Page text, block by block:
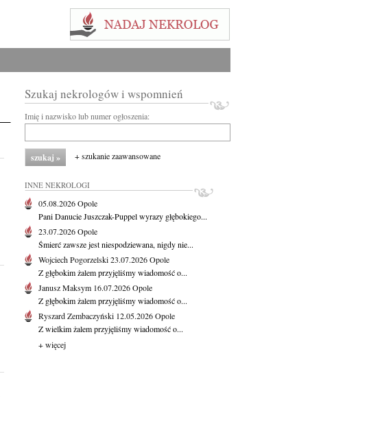
Szukaj nekrologów i wspomnień
Imię i nazwisko lub numer ogłoszenia:
+ szukanie zaawansowane
INNE NEKROLOGI
05.08.2026Opole
Pani Danucie Juszczak-Puppel wyrazy głębokiego...
23.07.2026Opole
Śmierć zawsze jest niespodziewana, nigdy nie...
Wojciech Pogorzelski23.07.2026Opole
Z głębokim żalem przyjęliśmy wiadomość o...
Janusz Maksym 16.07.2026Opole
Z głębokim żalem przyjęliśmy wiadomość o...
Ryszard Zembaczyński 12.05.2026Opole
Z wielkim żalem przyjęliśmy wiadomość o...
+ więcej